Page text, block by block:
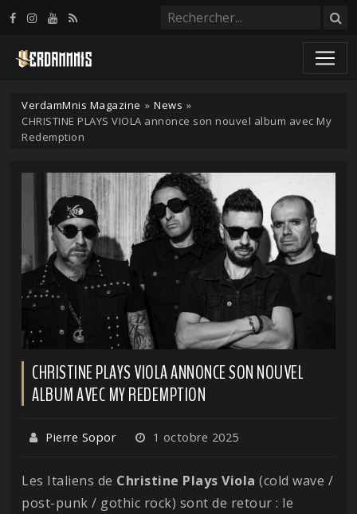
VerdamMnis Magazine » News »
CHRISTINE PLAYS VIOLA annonce son nouvel album avec My
Redemption
CHRISTINE PLAYS VIOLA ANNONCE SON NOUVEL
ALBUM AVEC MY REDEMPTION
Pierre Sopor 1 octobre 2025
Les Italiens de Christine Plays Viola (cold wave /
post-punk / gothic rock) sont de retour : le
Panneau de gestion des cookies